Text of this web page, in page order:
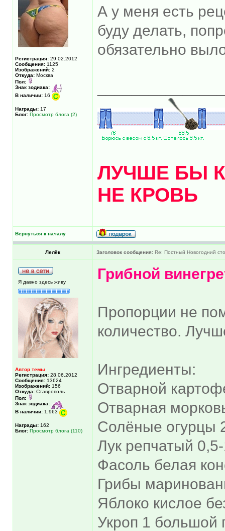
Регистрация: 29.02.2012
Сообщения: 1125
Изображений: 2
Откуда: Москва
Пол:
Знак зодиака:
В наличии: 16
Награды: 17
Блог: Просмотр блога (2)
А у меня есть
буду делать,
обязательно
ЛУЧШЕ БЫ
НЕ КРОВЬ
Вернуться к началу
Лелёк Заголовок сообщения: Re: Постный Новогодний
Я давно здесь живу
Автор темы
Регистрация: 28.06.2012
Сообщения: 13624
Изображений: 156
Откуда: Ставрополь
Пол:
Знак зодиака:
В наличии: 1,963
Награды: 162
Блог: Просмотр блога (110)
Грибной
Пропорции не
количество.
Ингредиенты:
Отварной
Отварная
Солёные огурцы
Лук репчатый
Фасоль белая
Грибы
Яблоко кислое
Укроп 1 большой